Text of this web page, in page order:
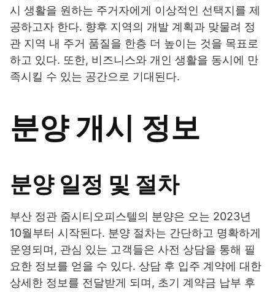
시 생활을 원하는 주거자에게 이상적인 선택지를 제
공하고자 한다. 향후 지역의 개발 계획과 맞물려 정
관 지역 내 주거 품질을 한층 더 높이는 것을 목표로
하고 있다. 또한, 비즈니스와 개인 생활을 동시에 만
족시킬 수 있는 공간으로 기대된다.
분양 개시 정보
분양 일정 및 절차
부산 정관 줌시티오피스텔의 분양은 오는 2023년
10월부터 시작된다. 분양 절차는 간단하고 명확하게
운영되며, 관심 있는 고객들은 사전 상담을 통해 필
요한 정보를 얻을 수 있다. 상담 후 입주 계약에 대한
상세한 정보를 전달받게 되며, 초기 계약금 납부 후